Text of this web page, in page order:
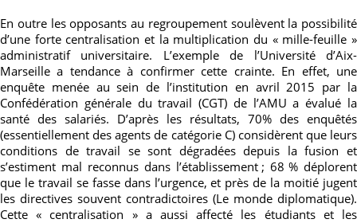
En outre les opposants au regroupement soulèvent la possibilité
d’une forte centralisation et la multiplication du « mille-feuille »
administratif universitaire. L’exemple de l’Université d’Aix-
Marseille a tendance à confirmer cette crainte. En effet, une
enquête menée au sein de l’institution en avril 2015 par la
Confédération générale du travail (CGT) de l’AMU a évalué la
santé des salariés. D’après les résultats, 70% des enquêtés
(essentiellement des agents de catégorie C) considèrent que leurs
conditions de travail se sont dégradées depuis la fusion et
s’estiment mal reconnus dans l’établissement ; 68 % déplorent
que le travail se fasse dans l’urgence, et près de la moitié jugent
les directives souvent contradictoires (Le monde diplomatique).
Cette « centralisation » a aussi affecté les étudiants et les